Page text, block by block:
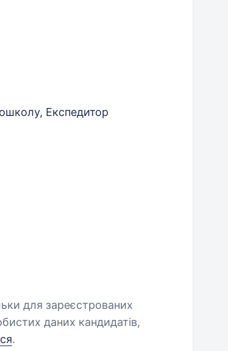
Експедитор
для зареєстрованих
даних кандидатів,
.